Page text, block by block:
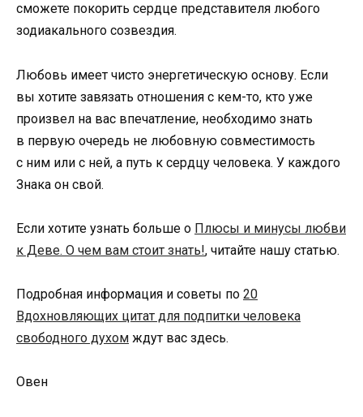
сможете покорить сердце представителя любого
зодиакального созвездия.
Любовь имеет чисто энергетическую основу. Если
вы хотите завязать отношения с кем-то, кто уже
произвел на вас впечатление, необходимо знать
в первую очередь не любовную совместимость
с ним или с ней, а путь к сердцу человека. У каждого
Знака он свой.
Если хотите узнать больше о Плюсы и минусы любви
к Деве. О чем вам стоит знать!, читайте нашу статью.
Подробная информация и советы по 20
Вдохновляющих цитат для подпитки человека
свободного духом ждут вас здесь.
Овен